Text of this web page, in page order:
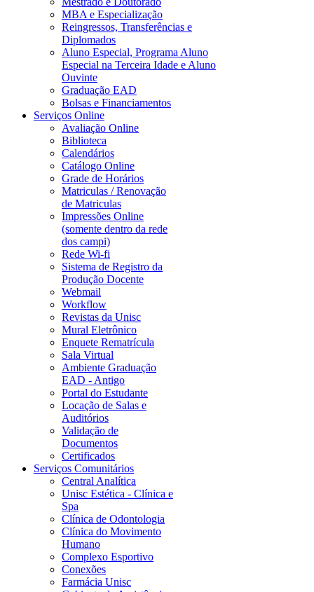
MBA e Especialização
Reingressos, Transferências e
Diplomados
Aluno Especial, Programa Aluno
Especial na Terceira Idade e Aluno
Ouvinte
Graduação EAD
Bolsas e Financiamentos
Serviços Online
Avaliação Online
Biblioteca
Calendários
Catálogo Online
Grade de Horários
Matriculas / Renovação
de Matriculas
Impressões Online
(somente dentro da rede
dos campi)
Rede Wi-fi
Sistema de Registro da
Produção Docente
Webmail
Workflow
Revistas da Unisc
Mural Eletrônico
Enquete Rematrícula
Sala Virtual
Ambiente Graduação
EAD - Antigo
Portal do Estudante
Locação de Salas e
Auditórios
Validação de
Documentos
Certificados
Serviços Comunitários
Central Analítica
Unisc Estética - Clínica e
Spa
Clínica de Odontologia
Clínica do Movimento
Humano
Complexo Esportivo
Conexões
Farmácia Unisc